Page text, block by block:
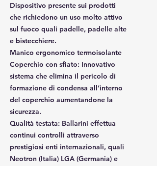
Dispositivo presente sui prodotti
che richiedono un uso molto attivo
sul fuoco quali padelle, padelle alte
e bistecchiere.
Manico ergonomico termoisolante
Coperchio con sfiato: Innovativo
sistema che elimina il pericolo di
formazione di condensa all’interno
del coperchio aumentandone la
sicurezza.
Qualità testata: Ballarini effettua
continui controlli attraverso
prestigiosi enti internazionali, quali
Neotron (Italia) LGA (Germania) e